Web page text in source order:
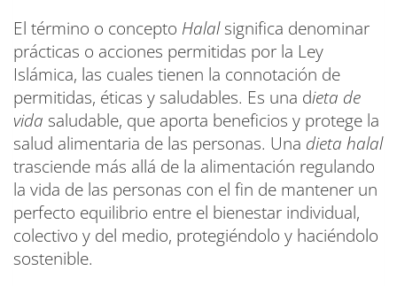
El término o concepto Halalsignifica denominar
prácticas o acciones permitidas por la Ley
Islámica, las cuales tienen la connotación de
permitidas, éticas y saludables. Es una dieta de
vida saludable, que aporta beneficios y protege la
salud alimentaria de las personas. Una dieta halal
trasciende más allá de la alimentación regulando
la vida de las personas con el fin de mantener un
perfecto equilibrio entre el bienestar individual,
colectivo y del medio, protegiéndolo y haciéndolo
sostenible.